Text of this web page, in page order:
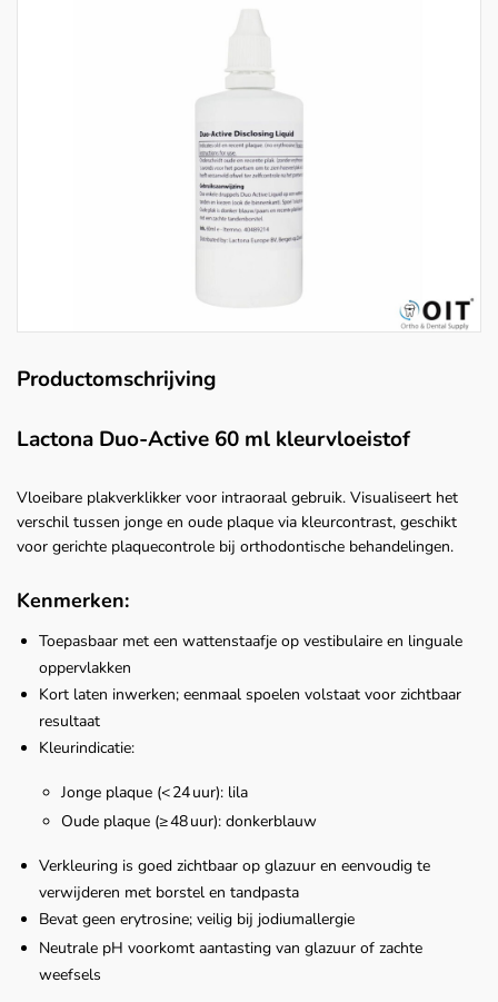
Productomschrijving
Lactona Duo-Active 60 ml kleurvloeistof
Vloeibare plakverklikker voor intraoraal gebruik. Visualiseert het
verschil tussen jonge en oude plaque via kleurcontrast, geschikt
voor gerichte plaquecontrole bij orthodontische behandelingen.
Kenmerken:
Toepasbaar met een wattenstaafje op vestibulaire en linguale
oppervlakken
Kort laten inwerken; eenmaal spoelen volstaat voor zichtbaar
resultaat
Kleurindicatie:
Jonge plaque (< 24 uur): lila
Oude plaque (≥ 48 uur): donkerblauw
Verkleuring is goed zichtbaar op glazuur en eenvoudig te
verwijderen met borstel en tandpasta
Bevat geen erytrosine; veilig bij jodiumallergie
Neutrale pH voorkomt aantasting van glazuur of zachte
weefsels